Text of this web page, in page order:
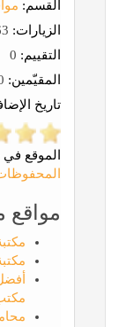
القسم:
الزيارات:
التقييم:
المقيّمين:
تاريخ
الموقع
مواقع